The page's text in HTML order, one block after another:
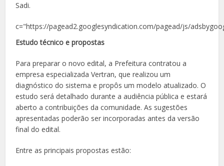
Sadi.
c="https://pagead2.googlesyndication.com/pagead/js/
Estudo técnico e propostas
Para preparar o novo edital, a Prefeitura contratou a
empresa especializada Vertran, que realizou um
diagnóstico do sistema e propôs um modelo atualizado. O
estudo será detalhado durante a audiência pública e estará
aberto a contribuições da comunidade. As sugestões
apresentadas poderão ser incorporadas antes da versão
final do edital.
Entre as principais propostas estão: